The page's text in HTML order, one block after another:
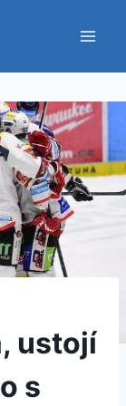
ustojí
s